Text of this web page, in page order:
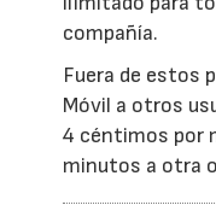
compañía.
Fuera de estos
Móvil a otros
4 céntimos por
minutos a otra